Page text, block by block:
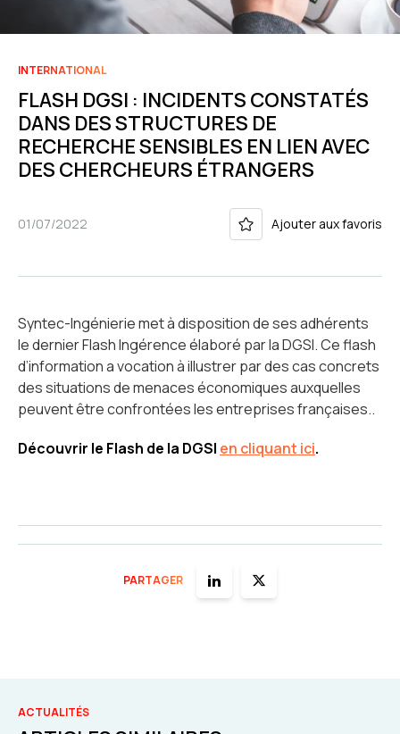
INTERNATIONAL
FLASH DGSI : INCIDENTS CONSTATÉS
DANS DES STRUCTURES DE
RECHERCHE SENSIBLES EN LIEN AVEC
DES CHERCHEURS ÉTRANGERS
01/07/2022 Ajouter aux favoris
Syntec-Ingénierie met à disposition de ses adhérents
le dernier Flash Ingérence élaboré par la DGSI. Ce flash
d’information a vocation à illustrer par des cas concrets
des situations de menaces économiques auxquelles
peuvent être confrontées les entreprises françaises..
Découvrir le Flash de la DGSI en cliquant ici.
PARTAGER
ACTUALITÉS